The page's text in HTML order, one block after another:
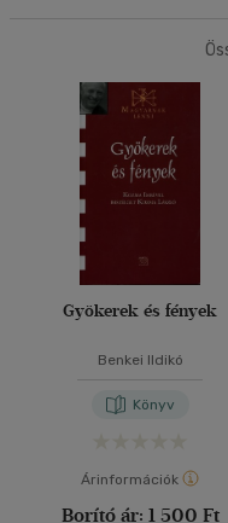
Társ. tudományok
Történelem
Tudomány és
Vallás, mitológia
Típus
Antikvár(20)
Magyar(132)
Gyökerek és fények
Benkei Ildikó
Könyv
Árinformációk
Borító ár: 1 500 Ft